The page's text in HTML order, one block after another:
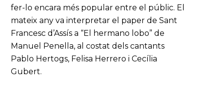
fer-lo encara més popular entre el públic. El
mateix any va interpretar el paper de Sant
Francesc d’Assís a “El hermano lobo” de
Manuel Penella, al costat dels cantants
Pablo Hertogs, Felisa Herrero i Cecília
Gubert.